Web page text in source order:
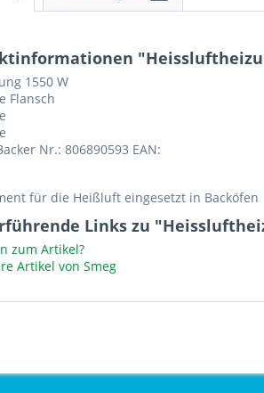
1550 W
Flansch
Nr.: 806890593 EAN:
für die Heißluft eingesetzt in Backöfen
Links zu
zum Artikel?
Artikel von Smeg